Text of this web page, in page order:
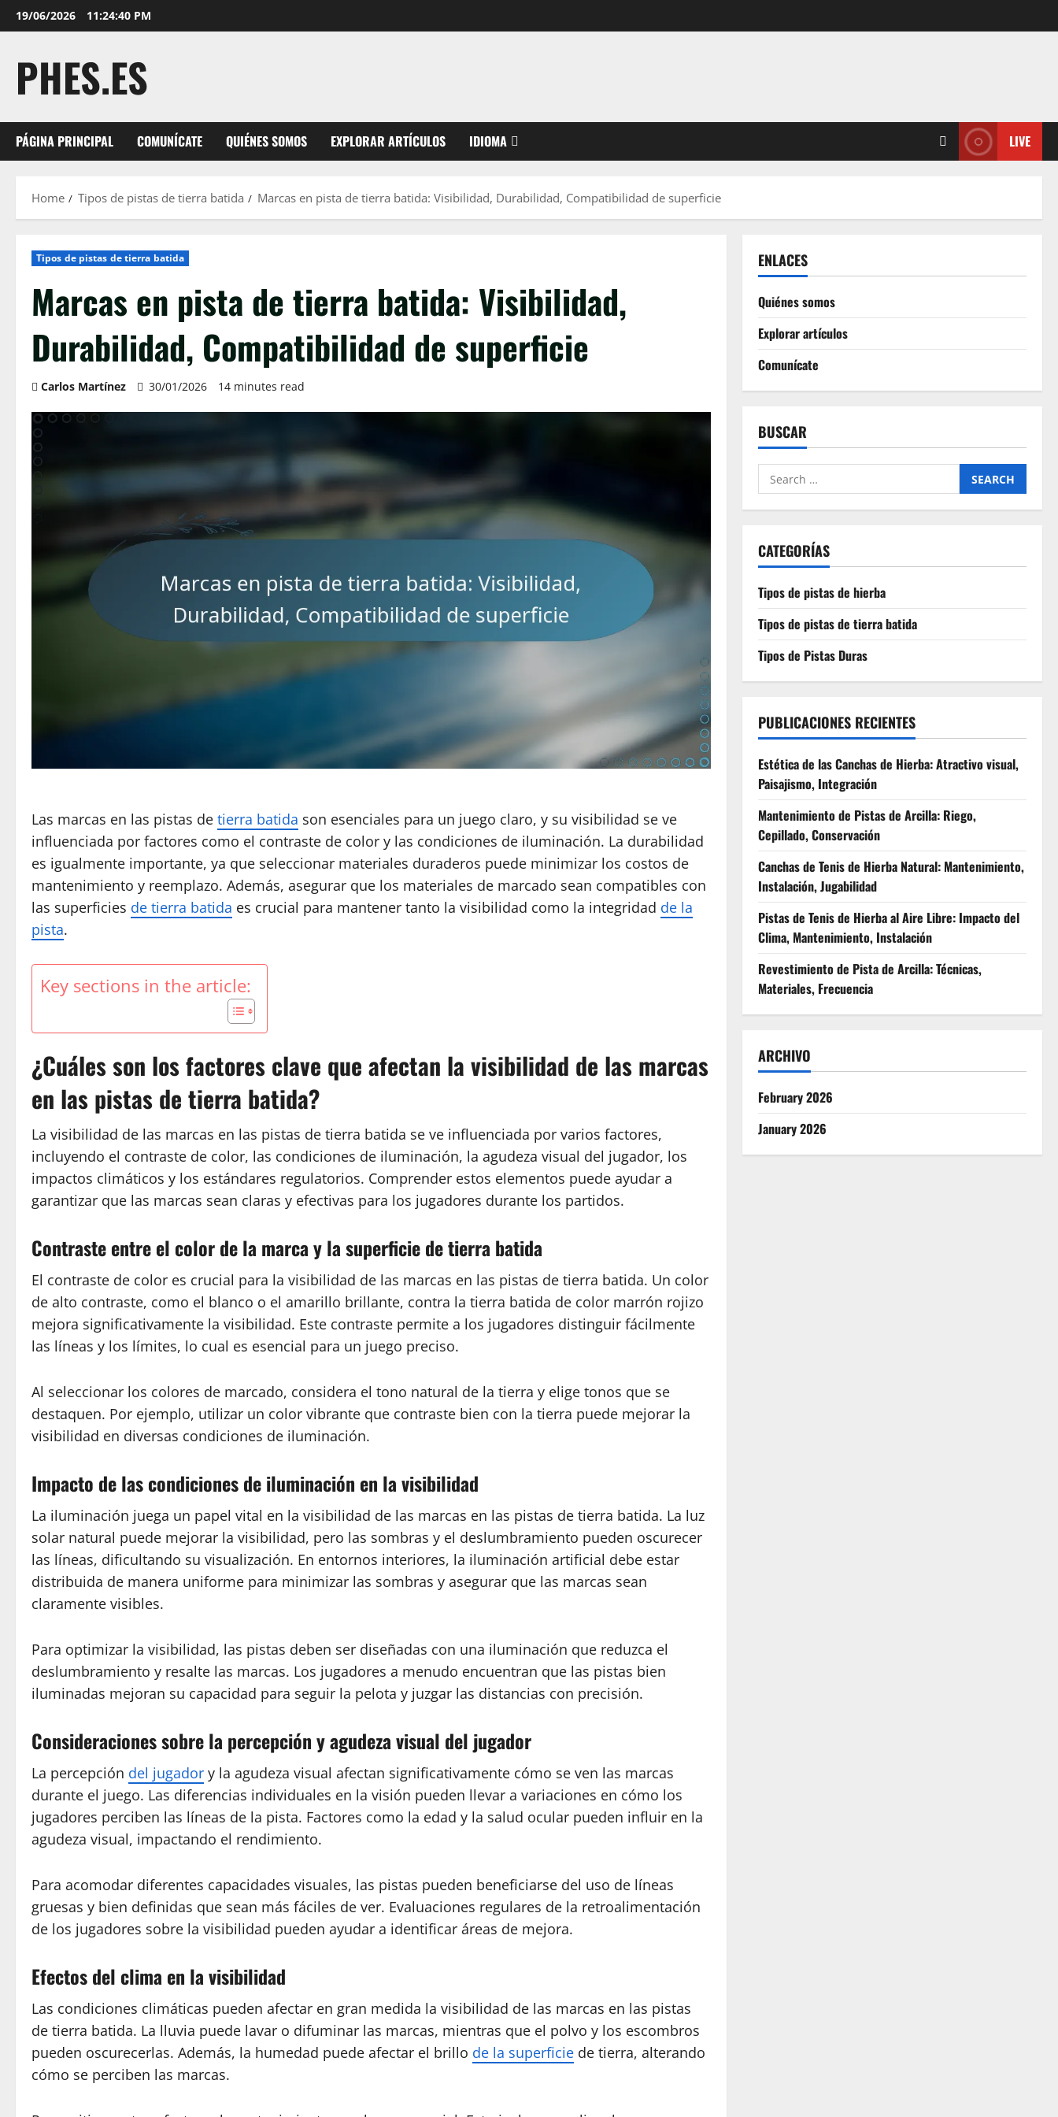
Skip
to
19/06/2026 11:24:41 PM
PHES.ES
PÁGINA PRINCIPAL COMUNÍCATE QUIÉNES SOMOS EXPLORAR ARTÍCULOS IDIOMA LIVE
Home Tipos de pistas de tierra batida Marcas en pista de tierra batida: Visibilidad, Durabilidad, Compatibilidad de superficie
Tipos de pistas de tierra batida
Marcas en pista de tierra batida: Visibilidad,
Durabilidad, Compatibilidad de superficie
Carlos Martínez 30/01/2026 14 minutes read
Las marcas en las pistas de tierra batida son esenciales para un juego claro, y su visibilidad se ve
influenciada por factores como el contraste de color y las condiciones de iluminación. La durabilidad
es igualmente importante, ya que seleccionar materiales duraderos puede minimizar los costos de
mantenimiento y reemplazo. Además, asegurar que los materiales de marcado sean compatibles con
las superficies de tierra batida es crucial para mantener tanto la visibilidad como la integridad de la
pista.
Key sections in the article:
¿Cuáles son los factores clave que afectan la visibilidad de las marcas
en las pistas de tierra batida?
La visibilidad de las marcas en las pistas de tierra batida se ve influenciada por varios factores,
incluyendo el contraste de color, las condiciones de iluminación, la agudeza visual del jugador, los
impactos climáticos y los estándares regulatorios. Comprender estos elementos puede ayudar a
garantizar que las marcas sean claras y efectivas para los jugadores durante los partidos.
Contraste entre el color de la marca y la superficie de tierra batida
El contraste de color es crucial para la visibilidad de las marcas en las pistas de tierra batida. Un color
de alto contraste, como el blanco o el amarillo brillante, contra la tierra batida de color marrón rojizo
mejora significativamente la visibilidad. Este contraste permite a los jugadores distinguir fácilmente
las líneas y los límites, lo cual es esencial para un juego preciso.
Al seleccionar los colores de marcado, considera el tono natural de la tierra y elige tonos que se
destaquen. Por ejemplo, utilizar un color vibrante que contraste bien con la tierra puede mejorar la
visibilidad en diversas condiciones de iluminación.
Impacto de las condiciones de iluminación en la visibilidad
La iluminación juega un papel vital en la visibilidad de las marcas en las pistas de tierra batida. La luz
solar natural puede mejorar la visibilidad, pero las sombras y el deslumbramiento pueden oscurecer
las líneas, dificultando su visualización. En entornos interiores, la iluminación artificial debe estar
distribuida de manera uniforme para minimizar las sombras y asegurar que las marcas sean
claramente visibles.
Para optimizar la visibilidad, las pistas deben ser diseñadas con una iluminación que reduzca el
deslumbramiento y resalte las marcas. Los jugadores a menudo encuentran que las pistas bien
iluminadas mejoran su capacidad para seguir la pelota y juzgar las distancias con precisión.
Consideraciones sobre la percepción y agudeza visual del jugador
La percepción del jugador y la agudeza visual afectan significativamente cómo se ven las marcas
durante el juego. Las diferencias individuales en la visión pueden llevar a variaciones en cómo los
jugadores perciben las líneas de la pista. Factores como la edad y la salud ocular pueden influir en la
agudeza visual, impactando el rendimiento.
Para acomodar diferentes capacidades visuales, las pistas pueden beneficiarse del uso de líneas
gruesas y bien definidas que sean más fáciles de ver. Evaluaciones regulares de la retroalimentación
de los jugadores sobre la visibilidad pueden ayudar a identificar áreas de mejora.
Efectos del clima en la visibilidad
Las condiciones climáticas pueden afectar en gran medida la visibilidad de las marcas en las pistas
de tierra batida. La lluvia puede lavar o difuminar las marcas, mientras que el polvo y los escombros
pueden oscurecerlas. Además, la humedad puede afectar el brillo de la superficie de tierra, alterando
cómo se perciben las marcas.
ENLACES
Quiénes somos
Explorar artículos
Comunícate
BUSCAR
Search
for:
CATEGORÍAS
Tipos de pistas de hierba
Tipos de pistas de tierra batida
Tipos de Pistas Duras
PUBLICACIONES RECIENTES
Estética de las Canchas de Hierba: Atractivo visual,
Paisajismo, Integración
Mantenimiento de Pistas de Arcilla: Riego,
Cepillado, Conservación
Canchas de Tenis de Hierba Natural: Mantenimiento,
Instalación, Jugabilidad
Pistas de Tenis de Hierba al Aire Libre: Impacto del
Clima, Mantenimiento, Instalación
Revestimiento de Pista de Arcilla: Técnicas,
Materiales, Frecuencia
ARCHIVO
February 2026
January 2026